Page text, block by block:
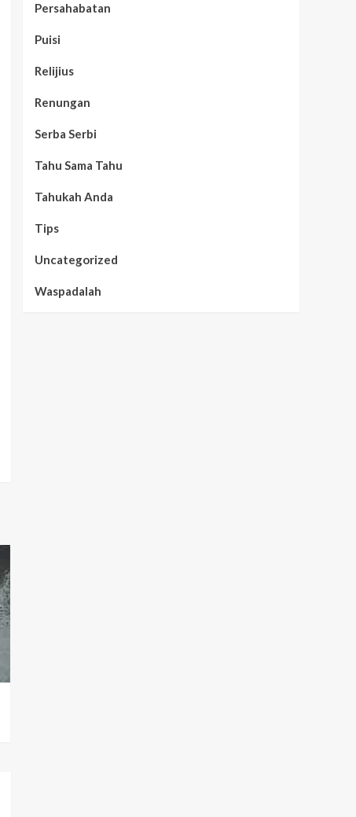
Persahabatan
Puisi
Relijius
Renungan
Serba Serbi
Tahu Sama Tahu
Tahukah Anda
Tips
Uncategorized
Waspadalah